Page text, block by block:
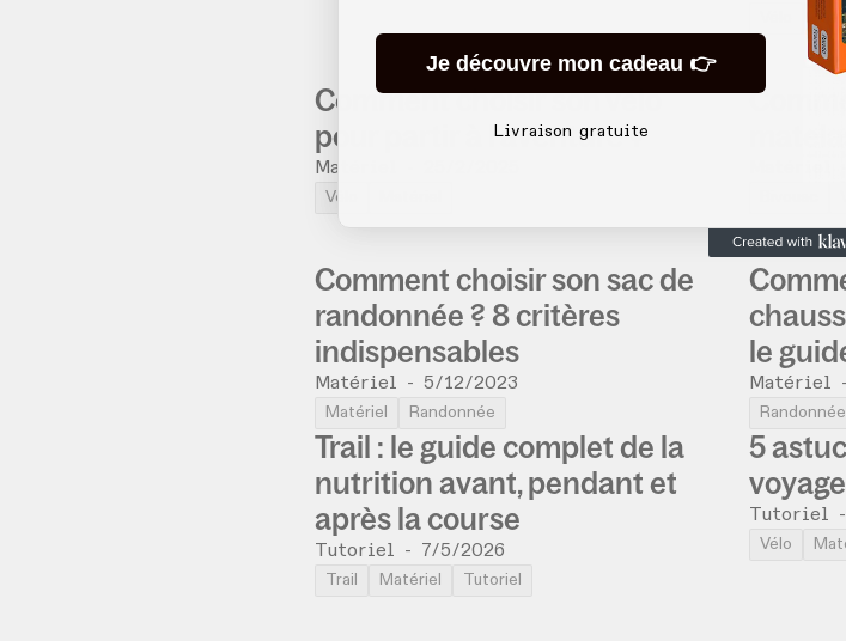
Comment choisir son vélo
pour partir à l'aventure ?
Matériel
Vélo
Comment choisir son sac de
randonnée ? 8 critères
indispensables
Matériel - 5/12/2023
Matériel Randonnée
le
Matériel
Randonnée
Trail : le guide complet de la
nutrition avant, pendant et
après la course
Tutoriel - 7/5/2026
Trail Matériel Tutoriel
5
Tutoriel -
Vélo
Je découvre mon cadeau 👉
Livraison gratuite